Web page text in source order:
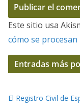
Este sitio usa
cómo se
Entradas más
El Registro Civil de